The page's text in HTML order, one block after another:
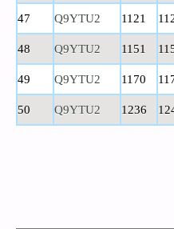
47 Q9YTU2 1121
48 Q9YTU2 1151
49 Q9YTU2 1170
50 Q9YTU2 1236